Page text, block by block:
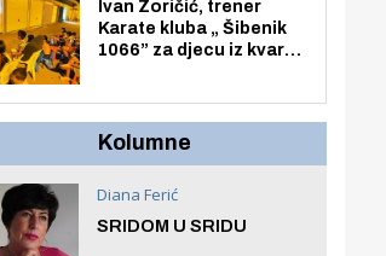
Ivan Zoričić, trener
Karate kluba „ Šibenik
1066” za djecu iz kvarta
organizirao dječje
Kolumne
Diana Ferić
SRIDOM U SRIDU